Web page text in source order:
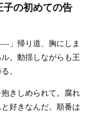
子の初めての告
」帰り道、胸にしま
。動揺しながらも王
。
きしめられて。腐れ
好きなんだ。順番は